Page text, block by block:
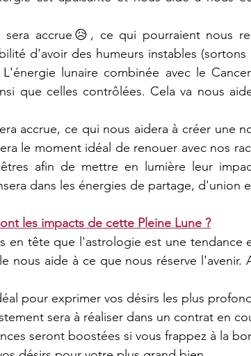
d'avoir des humeurs instables
lunaire combinée avec le
que celles contrôlées. Cela va nous
le moment idéal de renouer avec nos
afin de mettre en lumière leur
dans les énergies de partage, d'union
les impacts de cette Pleine Lune ?
en tête que l'astrologie est une tendance
nous aide à ce que nous réserve l'avenir.
pour exprimer vos désirs les plus
sera à réaliser dans un contrat en
seront boostées si vous frappez à la